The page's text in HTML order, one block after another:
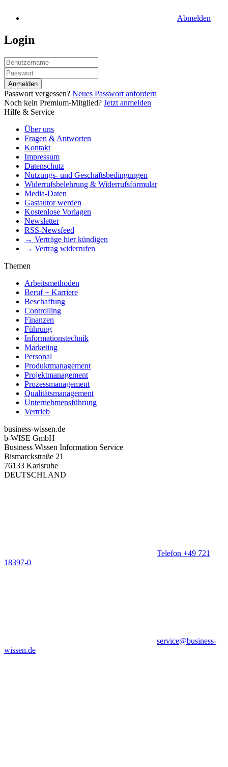
Abmelden
Login
Anmelden
Passwort vergessen? Neues Passwort anfordern
Noch kein Premium-Mitglied? Jetzt anmelden
Hilfe & Service
Über uns
Fragen & Antworten
Kontakt
Impressum
Datenschutz
Nutzungs- und Geschäftsbedingungen
Widerrufsbelehrung & Widerrufsformular
Media-Daten
Gastautor werden
Kostenlose Vorlagen
Newsletter
RSS-Newsfeed
→ Verträge hier kündigen
→ Vertrag widerrufen
Themen
Arbeitsmethoden
Beruf + Karriere
Beschaffung
Controlling
Finanzen
Führung
Informationstechnik
Marketing
Personal
Produktmanagement
Projektmanagement
Prozessmanagement
Qualitätsmanagement
Unternehmensführung
Vertrieb
business-wissen.de
b-WISE GmbH
Business Wissen Information Service
Bismarckstraße 21
76133 Karlsruhe
DEUTSCHLAND
Telefon +49 721
18397-0
service@business-
wissen.de